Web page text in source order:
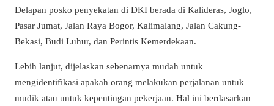
Delapan posko penyekatan di DKI berada di Kalideras, Joglo,
Pasar Jumat, Jalan Raya Bogor, Kalimalang, Jalan Cakung-
Bekasi, Budi Luhur, dan Perintis Kemerdekaan.
Lebih lanjut, dijelaskan sebenarnya mudah untuk
mengidentifikasi apakah orang melakukan perjalanan untuk
mudik atau untuk kepentingan pekerjaan. Hal ini berdasarkan